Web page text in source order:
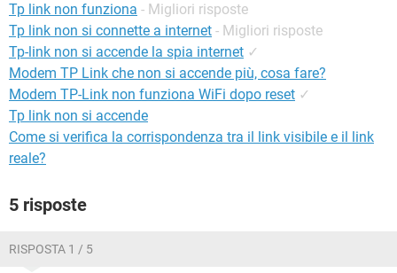
Scheda Ethernet Connessione di rete Bluetooth 6:
Stato supporto. . . . . . . . . . . . : Supporto disconnesso
Suffisso DNS specifico per connessione:
Descrizione . . . . . . . . . . . . . : Dispositivo Bluetooth (Personal
Area
Network) #6
Indirizzo fisico. . . . . . . . . . . : 00-24-33-D3-0E-FC
DHCP abilitato. . . . . . . . . . . . : Sì
Scheda LAN wireless Connessione rete wireless 2:
Stato supporto. . . . . . . . . . . . : Supporto disconnesso
Tp link non funziona - Migliori risposte
Tp link non si connette a internet - Migliori risposte
Tp-link non si accende la spia internet ✓
Modem TP Link che non si accende più, cosa fare?
Modem TP-Link non funziona WiFi dopo reset ✓
Tp link non si accende
Come si verifica la corrispondenza tra il link visibile e il link
reale?
5 risposte
RISPOSTA 1 / 5